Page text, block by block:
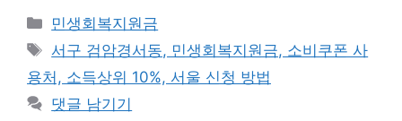
카
테
고
리
민생회복지원금
태
그
서구 검암경서동, 민생회복지원금, 소비쿠폰 사
용처, 소득상위 10%, 서울 신청 방법
댓글 남기기